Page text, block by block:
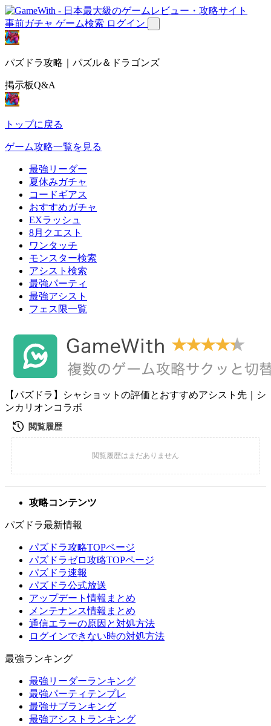
事前ガチャ ゲーム検索 ログイン
パズドラ攻略｜パズル＆ドラゴンズ
掲示板Q&A
トップに戻る
ゲーム攻略一覧を見る
最強リーダー
夏休みガチャ
コードギアス
おすすめガチャ
EXラッシュ
8月クエスト
ワンタッチ
モンスター検索
アシスト検索
最強パーティ
最強アシスト
フェス限一覧
【パズドラ】シャショットの評価とおすすめアシスト先｜シ
ンカリオンコラボ
攻略コンテンツ
パズドラ最新情報
パズドラ攻略TOPページ
パズドラゼロ攻略TOPページ
パズドラ速報
パズドラ公式放送
アップデート情報まとめ
メンテナンス情報まとめ
通信エラーの原因と対処方法
ログインできない時の対処方法
最強ランキング
最強リーダーランキング
最強パーティテンプレ
最強サブランキング
最強アシストランキング